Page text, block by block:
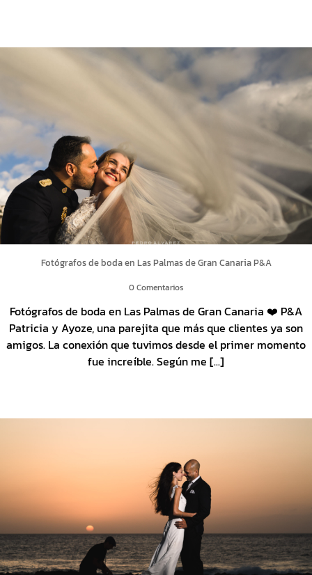
Fotógrafos de boda en Las Palmas de Gran Canaria P&A
0 Comentarios
Fotógrafos de boda en Las Palmas de Gran Canaria ❤️ P&A
Patricia y Ayoze, una parejita que más que clientes ya son
amigos. La conexión que tuvimos desde el primer momento
fue increíble. Según me [...]